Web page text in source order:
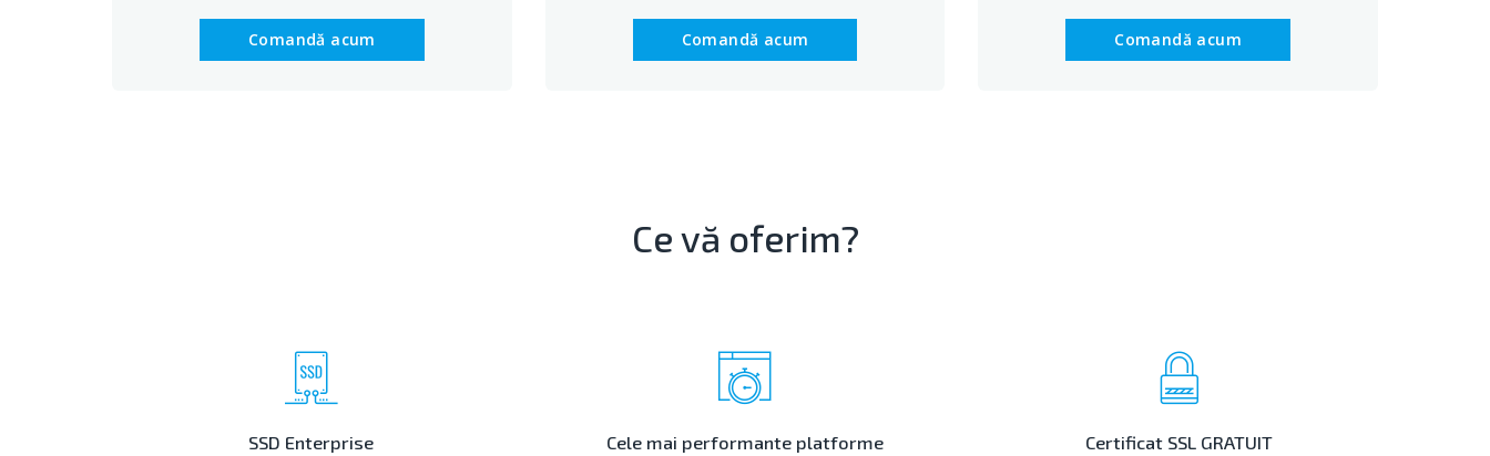
Comandă acum Comandă acum Comandă acum
Ce vă oferim?
SSD Enterprise
Cele mai performante platforme
Certificat SSL GRATUIT